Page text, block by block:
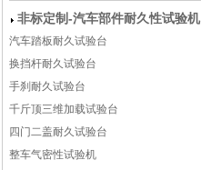
非标定制-汽车部件耐久性试验机
汽车踏板耐久试验台
换挡杆耐久试验台
手刹耐久试验台
千斤顶三维加载试验台
四门二盖耐久试验台
整车气密性试验机